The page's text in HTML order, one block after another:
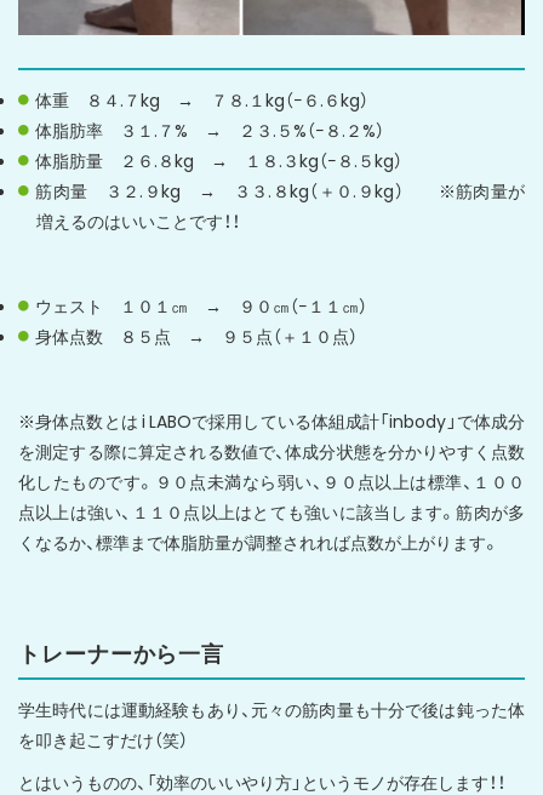
体重 ８４.７kg → ７８.１kg（−６.６kg）
体脂肪率 ３１.７% → ２３.５%（−８.２%）
体脂肪量 ２６.８kg → １８.３kg（−８.５kg）
筋肉量 ３２.９kg → ３３.８kg（＋０.９kg） ※筋肉量が
増えるのはいいことです！！
ウェスト １０１㎝ → ９０㎝（−１１㎝）
身体点数 ８５点 → ９５点（＋１０点）
※身体点数とは i LABOで採用している体組成計「inbody」で体成分
を測定する際に算定される数値で、体成分状態を分かりやすく点数
化したものです。９０点未満なら弱い、９０点以上は標準、１００
点以上は強い、１１０点以上はとても強いに該当します。筋肉が多
くなるか、標準まで体脂肪量が調整されれば点数が上がります。
トレーナーから一言
学生時代には運動経験もあり、元々の筋肉量も十分で後は鈍った体
を叩き起こすだけ（笑）
とはいうものの、「効率のいいやり方」というモノが存在します！！